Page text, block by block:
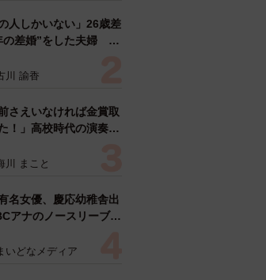
の人しかいない」26歳差
の差婚”をした夫婦 出
の思いを聞いた
川 諭香
前さえいなければ金賞取
！」高校時代の演奏会
器修理職人に 10年後
出【漫画】
川 まこと
名女優、慶応幼稚舎出
アナのノースリーブ姿
天使の笑顔」
いどなメディア